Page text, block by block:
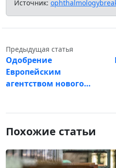
Источник:
Предыдущая статья
Одобрение
Европейским
агентством нового…
Похожие статьи